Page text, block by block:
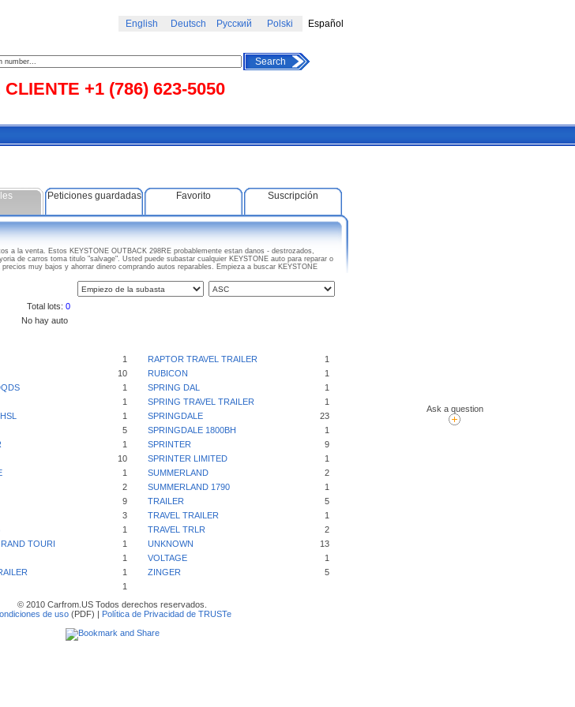
Ask a question
English Deutsch Русский Polski Español
+1 (786) 623-5050
Search
Peticiones guardadas Favorito Suscripción
a la venta. Estos KEYSTONE OUTBACK 298RE probablemente estan danos - destrozados,
de carros toma titulo "salvage". Usted puede subastar cualquier KEYSTONE auto para reparar o
muy bajos y ahorrar dinero comprando autos reparables. Empieza a buscar KEYSTONE
Total lots: 0
No hay auto
1 RAPTOR TRAVEL TRAILER
1
10 RUBICON
1
1 SPRING DAL
1
1 SPRING TRAVEL TRAILER
1
1 SPRINGDALE
23
5 SPRINGDALE 1800BH
1
1 SPRINTER
9
10 SPRINTER LIMITED
1
1 SUMMERLAND
2
2 SUMMERLAND 1790
1
9 TRAILER
5
3 TRAVEL TRAILER
1
1 TRAVEL TRLR
2
TOURI 1 UNKNOWN
13
1 VOLTAGE
1
1 ZINGER
5
1
© 2010 Carfrom.US Todos derechos reservados.
de uso (PDF) | Política de Privacidad de TRUSTe